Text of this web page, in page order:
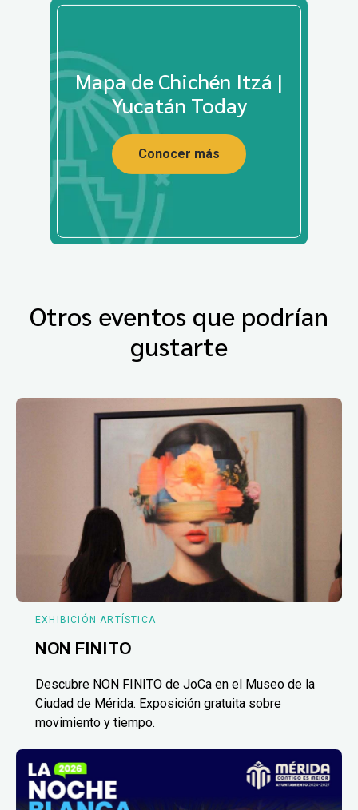
Mapa de Chichén Itzá |
Yucatán Today
Conocer más
Otros eventos que podrían
gustarte
EXHIBICIÓN ARTÍSTICA
NON FINITO
Descubre NON FINITO de JoCa en el Museo de la
Ciudad de Mérida. Exposición gratuita sobre
movimiento y tiempo.